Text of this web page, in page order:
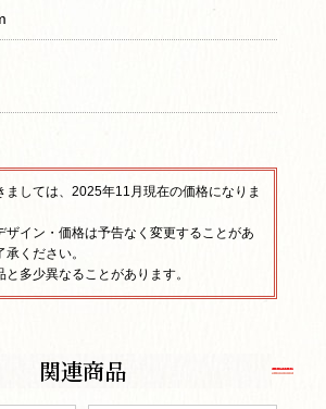
ましては、2025年11月現在の価格になりま
ザイン・価格は予告なく変更することがあ
ください。
と多少異なることがあります。
関連商品